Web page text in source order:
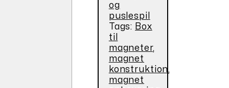
og
puslespil
Tags: Box
til
magneter,
magnet
konstruktion,
magnet